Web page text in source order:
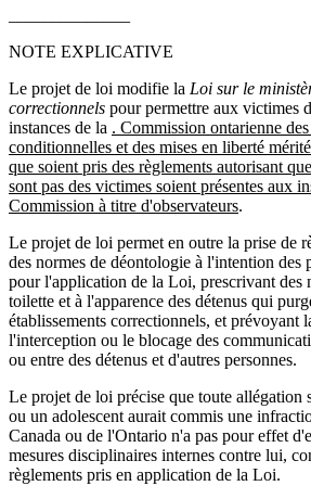
NOTE EXPLICATIVE
Le projet de loi modifie la Loi sur le
correctionnels pour permettre aux victimes
instances de la . Commission ontarienne
conditionnelles et des mises en liberté
que soient pris des règlements autorisant
sont pas des victimes soient présentes aux
Commission à titre d'observateurs.
Le projet de loi permet en outre la prise de
des normes de déontologie à l'intention des
pour l'application de la Loi, prescrivant des
toilette et à l'apparence des détenus qui
établissements correctionnels, et prévoyant
l'interception ou le blocage des
ou entre des détenus et d'autres personnes.
Le projet de loi précise que toute allégation
ou un adolescent aurait commis une
Canada ou de l'Ontario n'a pas pour effet
mesures disciplinaires internes contre lui,
règlements pris en application de la Loi.